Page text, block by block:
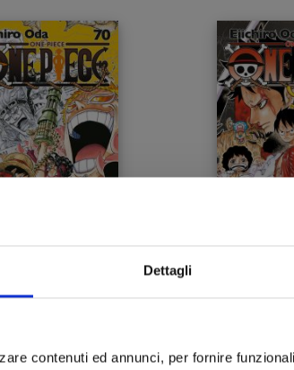
Dettagli
contenuti ed annunci, per fornire
70
13/